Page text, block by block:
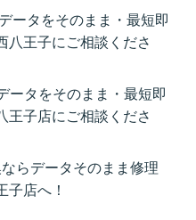
ータをそのまま・最短即
八王子にご相談くださ
ータをそのまま・最短即
王子店にご相談くださ
らデータそのまま修理
子店へ！